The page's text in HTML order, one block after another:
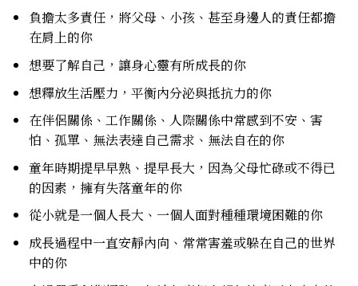
負擔太多責任，將父母、小孩、甚至身邊人的責任都擔
在肩上的你
想要了解自己，讓身心靈有所成長的你
想釋放生活壓力，平衡內分泌與抵抗力的你
在伴侶關係、工作關係、人際關係中常感到不安、害
怕、孤單、無法表達自己需求、無法自在的你
童年時期提早早熟、提早長大，因為父母忙碌或不得已
的因素，擁有失落童年的你
從小就是一個人長大、一個人面對種種環境困難的你
成長過程中一直安靜內向、常常害羞或躲在自己的世界
中的你